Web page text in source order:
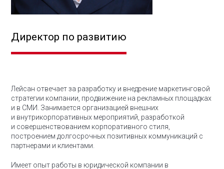
Директор по развитию
Лейсан отвечает за разработку и внедрение маркетинговой
стратегии компании, продвижение на рекламных площадках
и в СМИ. Занимается организацией внешних
и внутрикорпоративных мероприятий, разработкой
и совершенствованием корпоративного стиля,
построением долгосрочных позитивных коммуникаций с
партнерами и клиентами.
Имеет опыт работы в юридической компании в